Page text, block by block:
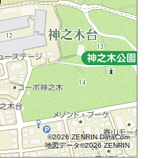
©2026 ZENRIN DataCom
地図データ©2026 ZENRIN